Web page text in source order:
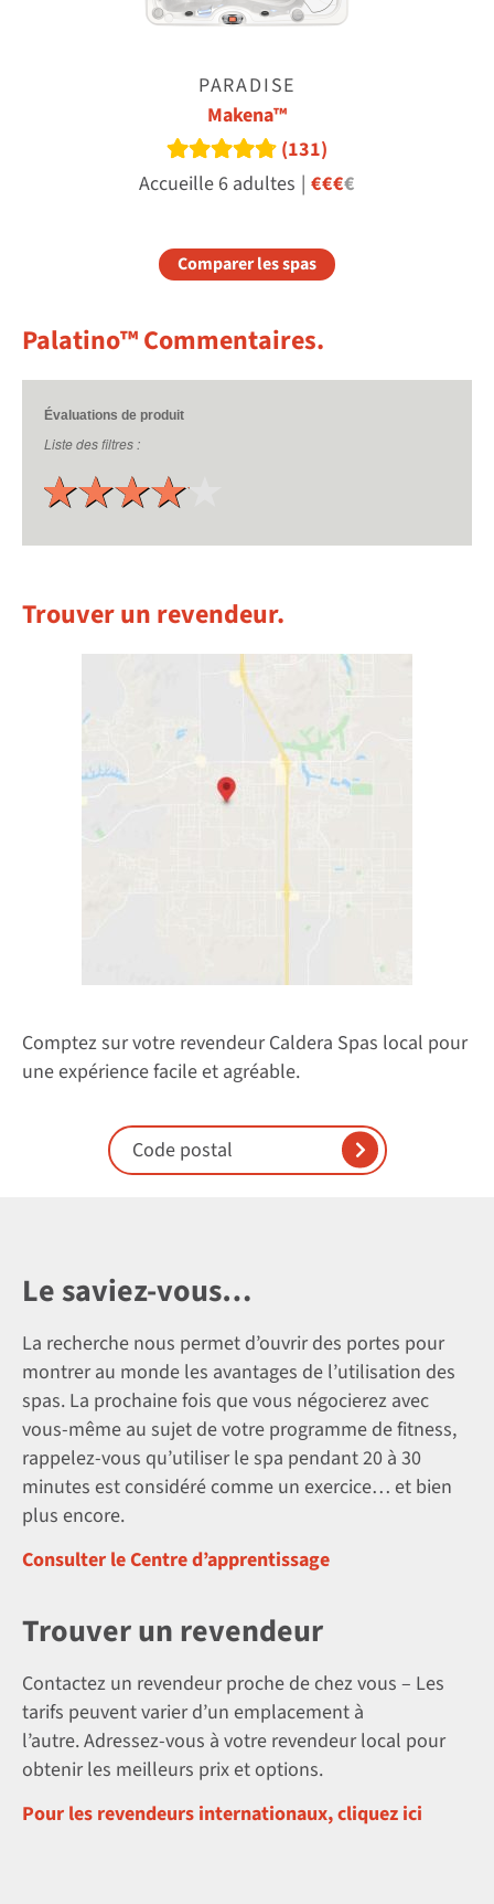
PARADISE
Makena™
Read reviews
(131)
Accueille 6 adultes | €€€€
Comparer les spas
Palatino™ Commentaires.
Trouver un revendeur.
Comptez sur votre revendeur Caldera Spas local pour
une expérience facile et agréable.
Enter Postal Code
Le saviez-vous…
La recherche nous permet d’ouvrir des portes pour
montrer au monde les avantages de l’utilisation des
spas. La prochaine fois que vous négocierez avec
vous-même au sujet de votre programme de fitness,
rappelez-vous qu’utiliser le spa pendant 20 à 30
minutes est considéré comme un exercice… et bien
plus encore.
Consulter le Centre d’apprentissage
Trouver un revendeur
Contactez un revendeur proche de chez vous – Les
tarifs peuvent varier d’un emplacement à
l’autre. Adressez-vous à votre revendeur local pour
obtenir les meilleurs prix et options.
Pour les revendeurs internationaux, cliquez ici